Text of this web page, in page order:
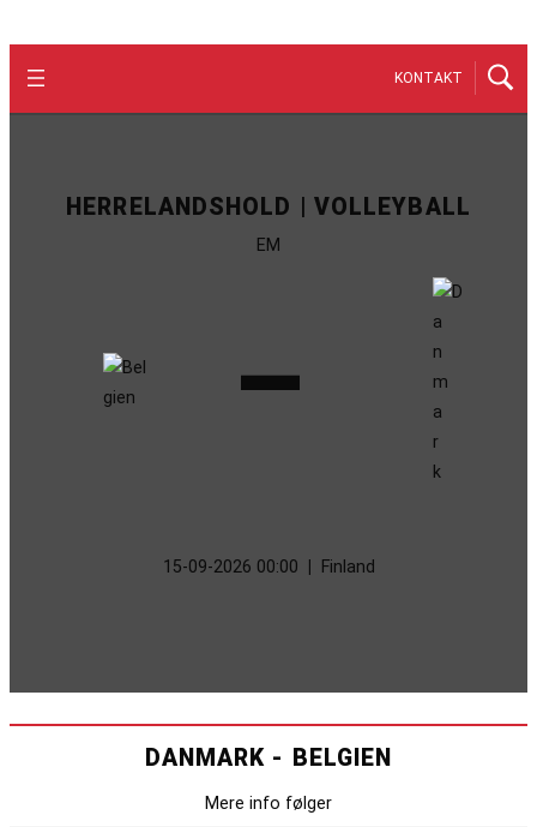
KONTAKT
HERRELANDSHOLD | VOLLEYBALL
EM
–
15-09-2026 00:00 Finland
DANMARK - BELGIEN
Mere info følger